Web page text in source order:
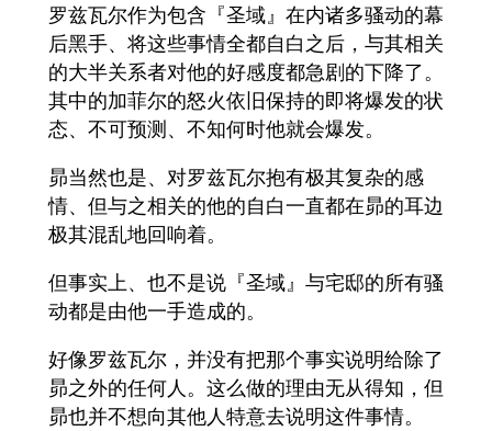
罗兹瓦尔作为包含『圣域』在内诸多骚动的幕
后黑手、将这些事情全都自白之后，与其相关
的大半关系者对他的好感度都急剧的下降了。
其中的加菲尔的怒火依旧保持的即将爆发的状
态、不可预测、不知何时他就会爆发。
昴当然也是、对罗兹瓦尔抱有极其复杂的感
情、但与之相关的他的自白一直都在昴的耳边
极其混乱地回响着。
但事实上、也不是说『圣域』与宅邸的所有骚
动都是由他一手造成的。
好像罗兹瓦尔，并没有把那个事实说明给除了
昴之外的任何人。这么做的理由无从得知，但
昴也并不想向其他人特意去说明这件事情。